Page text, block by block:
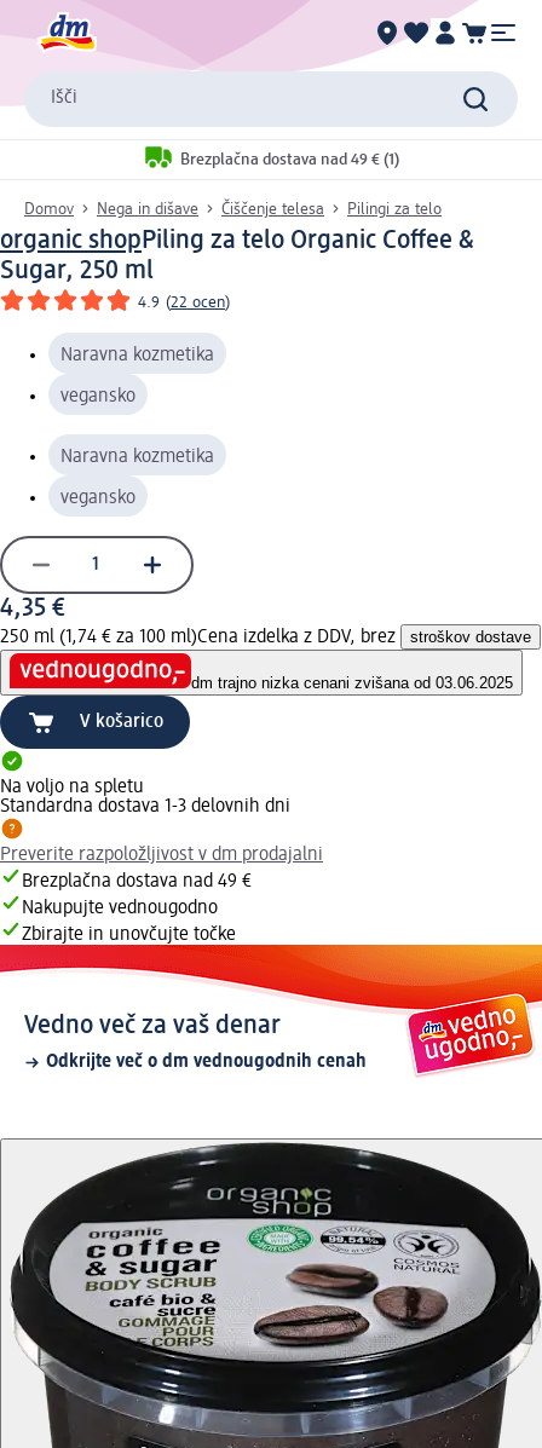
Išči
Brezplačna dostava nad 49 € (1)
Domov Nega in dišave Čiščenje telesa Pilingi za telo
organic shopPiling za telo Organic Coffee &
Sugar, 250 ml
4.9 (22 ocen)
Naravna kozmetika
vegansko
Naravna kozmetika
vegansko
4,35 €
250 ml (1,74 € za 100 ml)Cena izdelka z DDV, brez stroškov dostave
dm trajno nizka cenani zvišana od 03.06.2025
V košarico
Na voljo na spletu
Standardna dostava 1-3 delovnih dni
Preverite razpoložljivost v dm prodajalni
Brezplačna dostava nad 49 €
Nakupujte vednougodno
Zbirajte in unovčujte točke
Vedno več za vaš denar
Odkrijte več o dm vednougodnih cenah